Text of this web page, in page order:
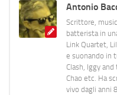
Antonio
Scrittore,
batterista in
Link Quartet,
e suonando in
Clash, Iggy
Chao etc. Ha
vivo dagli anni